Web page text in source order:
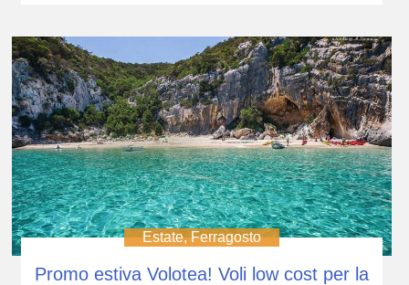
Estate,Ferragosto
Promo estiva Volotea! Voli low cost per la